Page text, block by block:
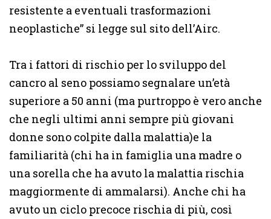
resistente a eventuali trasformazioni
neoplastiche” si legge sul sito dell’Airc.
Tra i fattori di rischio per lo sviluppo del
cancro al seno possiamo segnalare un’età
superiore a 50 anni (ma purtroppo è vero anche
che negli ultimi anni sempre più giovani
donne sono colpite dalla malattia)e la
familiarità (chi ha in famiglia una madre o
una sorella che ha avuto la malattia rischia
maggiormente di ammalarsi). Anche chi ha
avuto un ciclo precoce rischia di più, così